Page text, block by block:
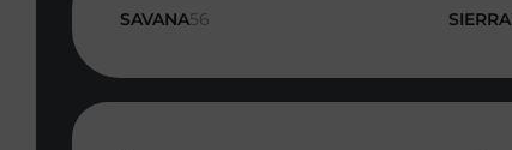
SAVANA56 SIERRA